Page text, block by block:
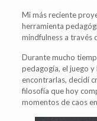
Mi más reciente
herramienta
mindfulness a través
Durante mucho
pedagogía, el juego
encontrarlas, decidí
filosofía que hoy
momentos de caos